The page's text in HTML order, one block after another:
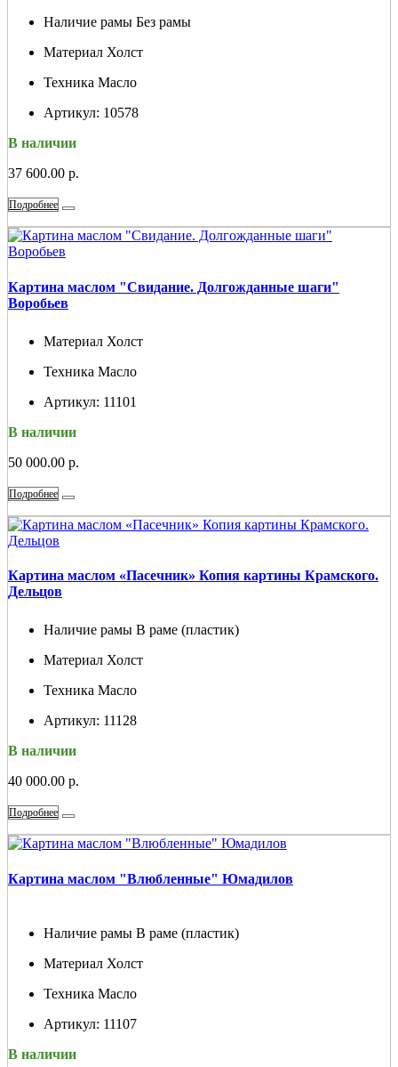
Наличие рамы Без рамы
Материал Холст
Техника Масло
Артикул: 10578
В наличии
37 600.00 р.
Подробнее
Картина маслом "Свидание. Долгожданные шаги"
Воробьев
Материал Холст
Техника Масло
Артикул: 11101
В наличии
50 000.00 р.
Подробнее
Картина маслом «Пасечник» Копия картины Крамского.
Дельцов
Наличие рамы В раме (пластик)
Материал Холст
Техника Масло
Артикул: 11128
В наличии
40 000.00 р.
Подробнее
Картина маслом "Влюбленные" Юмадилов
Наличие рамы В раме (пластик)
Материал Холст
Техника Масло
Артикул: 11107
В наличии